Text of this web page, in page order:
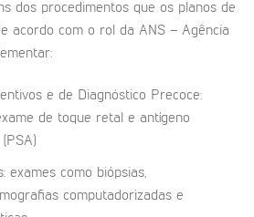
dos procedimentos que os planos de
acordo com o rol da ANS – Agência
e de Diagnóstico Precoce:
de toque retal e antígeno
exames como biópsias,
computadorizadas e